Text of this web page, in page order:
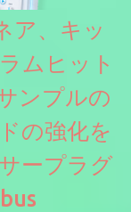
レイヤーを整形
場合で、全く異な
同じ音ではありま
ア、キッ
ムヒット
ンプルの
の強化を
ープラグ